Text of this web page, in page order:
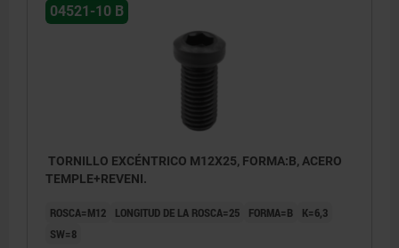
04521-10 B
TORNILLO EXCÉNTRICO M12X25, FORMA:B, ACERO
TEMPLE+REVENI.
ROSCA=M12 LONGITUD DE LA ROSCA=25 FORMA=B
K=6,3
SW=8